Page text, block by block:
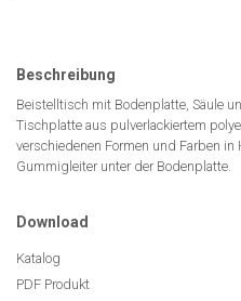
Beschreibung
Beistelltisch mit Bodenplatte, Säule
Tischplatte aus pulverlackiertem
verschiedenen Formen und Farben in
Gummigleiter unter der Bodenplatte.
Download
Katalog
PDF Produkt